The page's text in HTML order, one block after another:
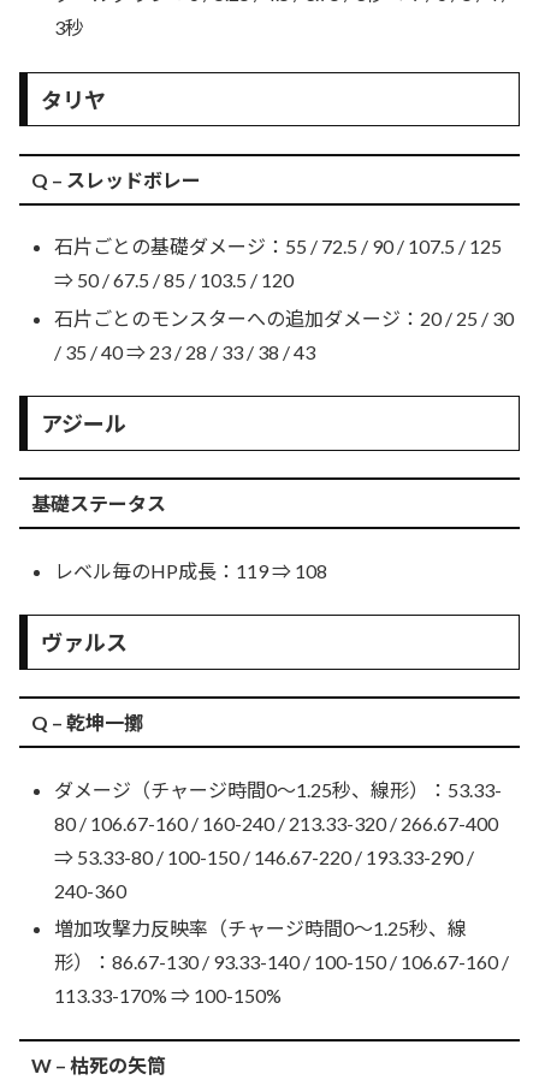
3秒
タリヤ
Q – スレッドボレー
石片ごとの基礎ダメージ：55 / 72.5 / 90 / 107.5 / 125
⇒ 50 / 67.5 / 85 / 103.5 / 120
石片ごとのモンスターへの追加ダメージ：20 / 25 / 30
/ 35 / 40 ⇒ 23 / 28 / 33 / 38 / 43
アジール
基礎ステータス
レベル毎のHP成長：119 ⇒ 108
ヴァルス
Q – 乾坤一擲
ダメージ（チャージ時間0〜1.25秒、線形）：53.33-
80 / 106.67-160 / 160-240 / 213.33-320 / 266.67-400
⇒ 53.33-80 / 100-150 / 146.67-220 / 193.33-290 /
240-360
増加攻撃力反映率（チャージ時間0〜1.25秒、線
形）：86.67-130 / 93.33-140 / 100-150 / 106.67-160 /
113.33-170% ⇒ 100-150%
W – 枯死の矢筒